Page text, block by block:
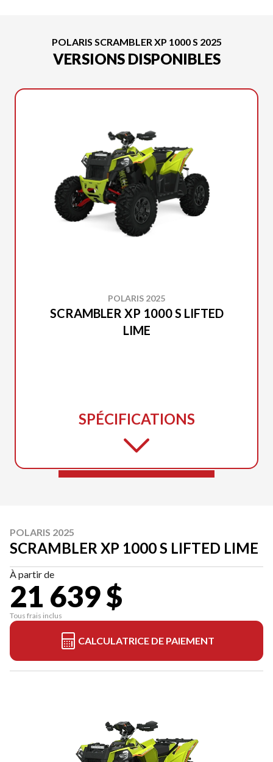
POLARIS SCRAMBLER XP 1000 S 2025
VERSIONS DISPONIBLES
POLARIS 2025
SCRAMBLER XP 1000 S LIFTED
LIME
SPÉCIFICATIONS
POLARIS 2025
SCRAMBLER XP 1000 S LIFTED LIME
À partir de
21 639 $
Tous frais inclus
CALCULATRICE DE PAIEMENT